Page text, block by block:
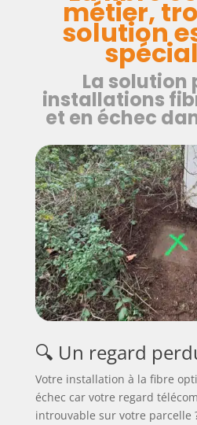
métier,
solution
La solution
installations
et en échec
🔍 Un regard
Votre installation à la fibre
échec car votre regard
introuvable sur votre parcelle